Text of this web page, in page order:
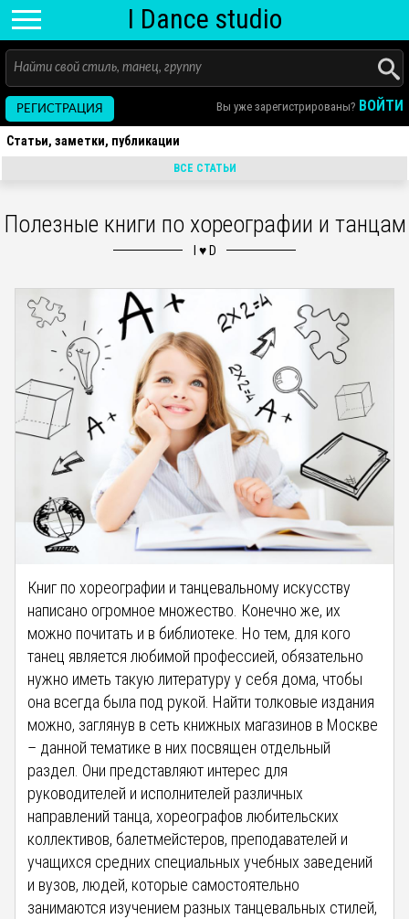
I Dance studio
Вы уже зарегистрированы? ВОЙТИ
РЕГИСТРАЦИЯ
Статьи, заметки, публикации
ВСЕ СТАТЬИ
Полезные книги по хореографии и танцам
Книг по хореографии и танцевальному искусству
написано огромное множество. Конечно же, их
можно почитать и в библиотеке. Но тем, для кого
танец является любимой профессией, обязательно
нужно иметь такую литературу у себя дома, чтобы
она всегда была под рукой. Найти толковые издания
можно, заглянув в сеть книжных магазинов в Москве
– данной тематике в них посвящен отдельный
раздел. Они представляют интерес для
руководителей и исполнителей различных
направлений танца, хореографов любительских
коллективов, балетмейстеров, преподавателей и
учащихся средних специальных учебных заведений
и вузов, людей, которые самостоятельно
занимаются изучением разных танцевальных стилей,